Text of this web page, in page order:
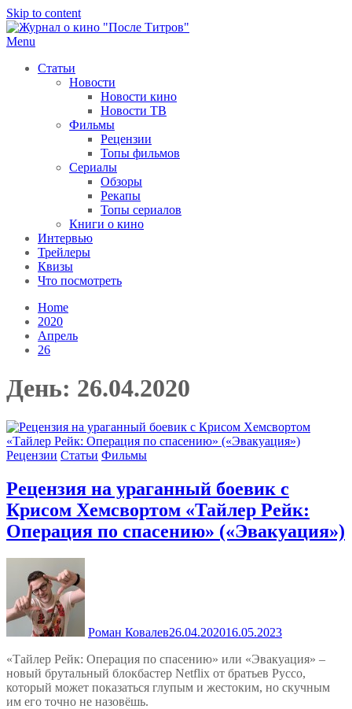
Skip to content
Menu
Статьи
Новости
Новости кино
Новости ТВ
Фильмы
Рецензии
Топы фильмов
Сериалы
Обзоры
Рекапы
Топы сериалов
Книги о кино
Интервью
Трейлеры
Квизы
Что посмотреть
Home
2020
Апрель
26
День: 26.04.2020
Рецензии Статьи Фильмы
Рецензия на ураганный боевик с
Крисом Хемсвортом «Тайлер Рейк:
Операция по спасению» («Эвакуация»)
Роман Ковалев26.04.202016.05.2023
«Тайлер Рейк: Операция по спасению» или «Эвакуация» –
новый брутальный блокбастер Netflix от братьев Руссо,
который может показаться глупым и жестоким, но скучным
им его точно не назовёшь.